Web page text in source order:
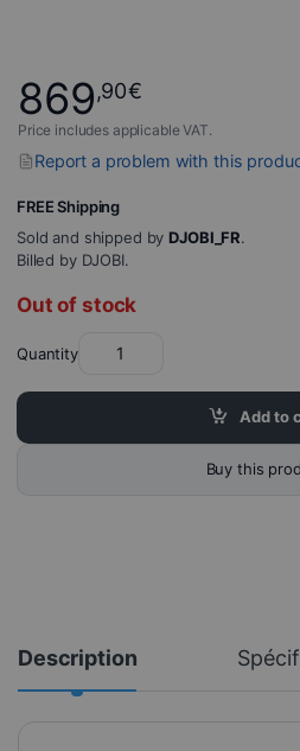
869,90€
Price includes applicable VAT.
Report a problem with this
FREE Shipping
Sold and shipped byDJOBI_FR.
Billed by DJOBI.
Out of stock
Quantity
Add to
Buy this
Description